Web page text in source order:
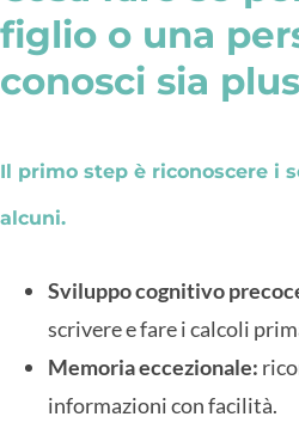
figlio o una
conosci sia
Il primo step è riconoscere i
alcuni.
Sviluppo cognitivo
scrivere e fare i calcoli
Memoria eccezionale:
informazioni con facilità.